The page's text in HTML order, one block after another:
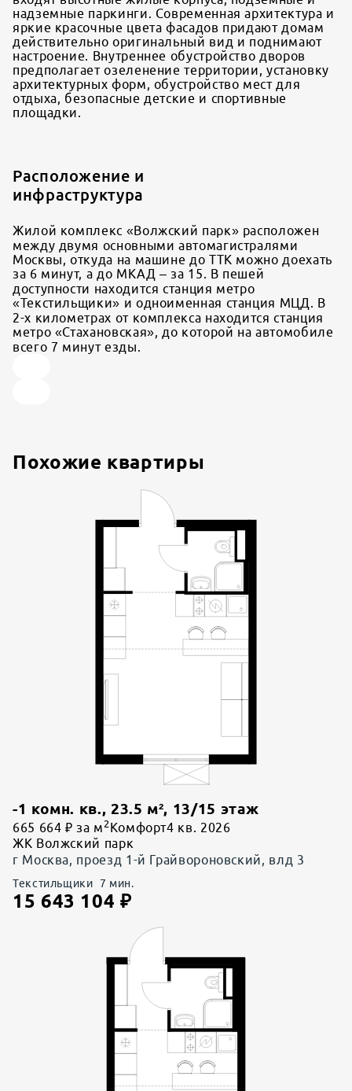
надземные паркинги. Современная архитектура и
яркие красочные цвета фасадов придают домам
действительно оригинальный вид и поднимают
настроение. Внутреннее обустройство дворов
предполагает озеленение территории, установку
архитектурных форм, обустройство мест для
отдыха, безопасные детские и спортивные
площадки.
Расположение и
инфраструктура
Жилой комплекс «Волжский парк» расположен
между двумя основными автомагистралями
Москвы, откуда на машине до ТТК можно доехать
за 6 минут, а до МКАД – за 15. В пешей
доступности находится станция метро
«Текстильщики» и одноименная станция МЦД. В
2-х километрах от комплекса находится станция
метро «Стахановская», до которой на автомобиле
всего 7 минут езды.
Похожие квартиры
-1 комн. кв., 23.5 м², 13/15 этаж
665 664 ₽ за м 2 Комфорт4 кв. 2026
ЖК Волжский парк
г Москва, проезд 1-й Грайвороновский, влд 3
Текстильщики 7 мин.
15 643 104 ₽